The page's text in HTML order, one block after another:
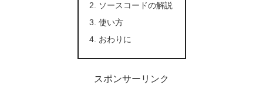
ソースコードの解説
使い方
おわりに
スポンサーリンク